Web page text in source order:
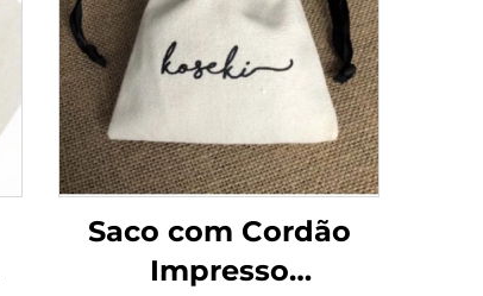
Saco com Cordão
Impresso